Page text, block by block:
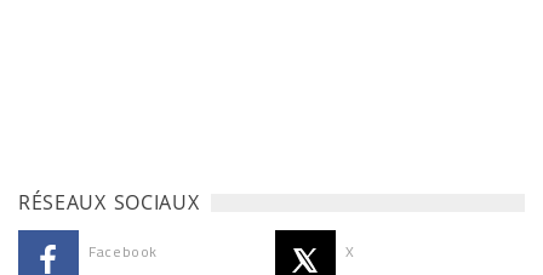
RÉSEAUX SOCIAUX
Facebook X